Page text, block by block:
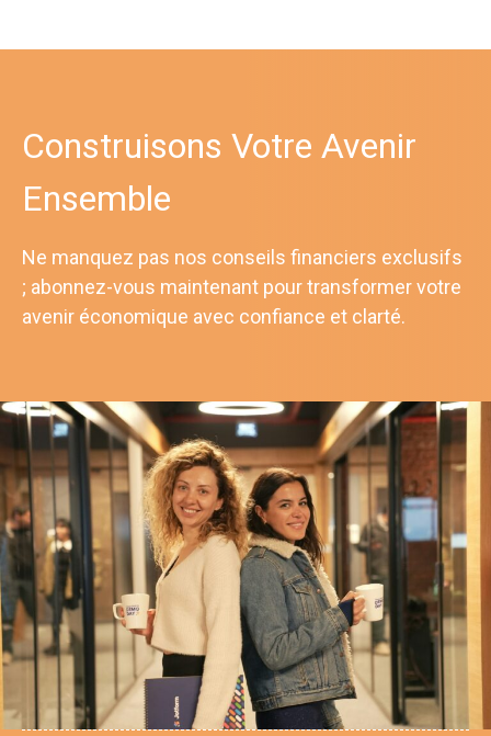
Construisons Votre Avenir
Ensemble
Ne manquez pas nos conseils financiers exclusifs
; abonnez-vous maintenant pour transformer votre
avenir économique avec confiance et clarté.